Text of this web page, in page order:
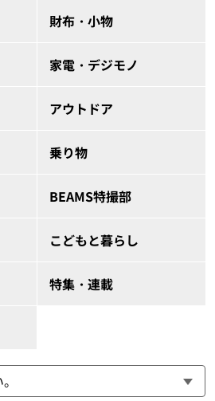
財布・小物
家電・デジモノ
アウトドア
乗り物
BEAMS特撮部
こどもと暮らし
特集・連載